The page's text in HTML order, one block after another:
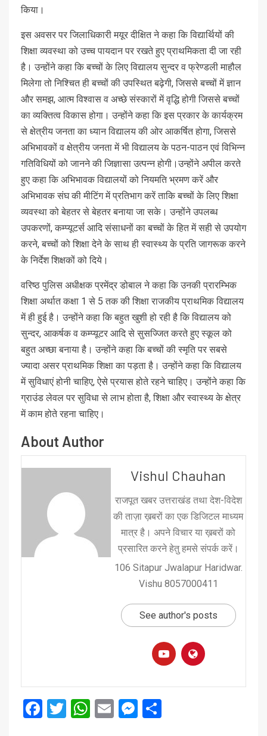
किया।
इस अवसर पर जिलाधिकारी मयूर दीक्षित ने कहा कि विद्यार्थियों की
शिक्षा व्यवस्था को उच्च पायदान पर रखते हुए प्राथमिकता दी जा रही
है। उन्होंने कहा कि बच्चों के लिए विद्यालय सुन्दर व फ्रेण्डली माहौल
मिलेगा तो निश्चित ही बच्चों की उपस्थित बढ़ेगी, जिससे बच्चों में ज्ञान
और समझ, आत्म विश्वास व अच्छे संस्कारों में वृद्धि होगी जिससे बच्चों
का व्यक्तित्व विकास होगा। उन्होंने कहा कि इस प्रकार के कार्यक्रम
से क्षेत्रीय जनता का ध्यान विद्यालय की ओर आकर्षित होगा, जिससे
अभिभावकों व क्षेत्रीय जनता में भी विद्यालय के पठन-पाठन एवं विभिन्न
गतिविधियों को जानने की जिज्ञासा उत्पन्न होगी।उन्होंने अपील करते
हुए कहा कि अभिभावक विद्यालयों को नियमति भ्रमण करें और
अभिभावक संघ की मीटिंग में प्रतिभाग करें ताकि बच्चों के लिए शिक्षा
व्यवस्था को बेहतर से बेहतर बनाया जा सके। उन्होंने उपलब्ध
उपकरणों, कम्प्यूटर्स आदि संसाधनों का बच्चों के हित में सही से उपयोग
करने, बच्चों को शिक्षा देने के साथ ही स्वास्थ्य के प्रति जागरूक करने
के निर्देश शिक्षकों को दिये।
वरिष्ठ पुलिस अधीक्षक प्रमेंद्र डोबाल ने कहा कि उनकी प्रारम्भिक
शिक्षा अर्थात कक्षा 1 से 5 तक की शिक्षा राजकीय प्राथमिक विद्यालय
में ही हुई है। उन्होंने कहा कि बहुत खुशी हो रही है कि विद्यालय को
सुन्दर, आकर्षक व कम्प्यूटर आदि से सुसज्जित करते हुए स्कूल को
बहुत अच्छा बनाया है। उन्होंने कहा कि बच्चों की स्मृति पर सबसे
ज्यादा असर प्राथमिक शिक्षा का पड़ता है। उन्होंने कहा कि विद्यालय
में सुविधाएं होनी चाहिए, ऐसे प्रयास होते रहने चाहिए। उन्होंने कहा कि
ग्राउंड लेवल पर सुविधा से लाभ होता है, शिक्षा और स्वास्थ्य के क्षेत्र
में काम होते रहना चाहिए।
About Author
Vishul Chauhan
राजपूत खबर उत्तराखंड तथा देश-विदेश
की ताज़ा ख़बरों का एक डिजिटल माध्यम
मात्र है। अपने विचार या ख़बरों को
प्रसारित करने हेतु हमसे संपर्क करें।
106 Sitapur Jwalapur Haridwar.
Vishu 8057000411
See author's posts
Facebook
Twitter
WhatsApp
EmailMessenger